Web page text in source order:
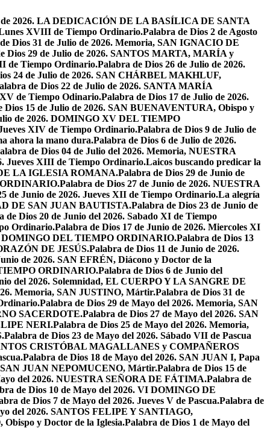
de 2026. LA DEDICACIÓN DE LA BASÍLICA DE SANTA
XVIII de Tiempo Ordinario.Palabra de Dios 2 de Agosto
Dios 31 de Julio de 2026. Memoria, SAN IGNACIO DE
Dios 29 de Julio de 2026. SANTOS MARTA, MARÍA y
de Tiempo Ordinario.Palabra de Dios 26 de Julio de 2026.
24 de Julio de 2026. SAN CHÁRBEL MAKHLUF,
de Dios 22 de Julio de 2026. SANTA MARÍA
de Tiempo Odinario.Palabra de Dios 17 de Julio de 2026.
Dios 15 de Julio de 2026. SAN BUENAVENTURA, Obispo y
de 2026. DOMINGO XV DEL TIEMPO
XIV de Tiempo Ordinario.Palabra de Dios 9 de Julio de
ahora la mano dura.Palabra de Dios 6 de Julio de 2026.
de Dios 04 de Julio del 2026. Memoria, NUESTRA
Jueves XIII de Tiempo Ordinario.Laicos buscando predicar la
LA IGLESIA ROMANA.Palabra de Dios 29 de Junio de
Palabra de Dios 27 de Junio de 2026. NUESTRA
de Junio de 2026. Jueves XII de Tiempo Ordinario.La alegría
DE SAN JUAN BAUTISTA.Palabra de Dios 23 de Junio de
de Dios 20 de Junio del 2026. Sabado XI de Tiempo
Ordinario.Palabra de Dios 17 de Junio de 2026. Miercoles XI
DOMINGO DEL TIEMPO ORDINARIO.Palabra de Dios 13
DE JESÚS.Palabra de Dios 11 de Junio de 2026.
de 2026. SAN EFRÉN, Diácono y Doctor de la
ORDINARIO.Palabra de Dios 6 de Junio del
del 2026. Solemnidad, EL CUERPO Y LA SANGRE DE
Memoria, SAN JUSTINO, Mártir.Palabra de Dios 31 de
Palabra de Dios 29 de Mayo del 2026. Memoria, SAN
SACERDOTE.Palabra de Dios 27 de Mayo del 2026. SAN
NERI.Palabra de Dios 25 de Mayo del 2026. Memoria,
Palabra de Dios 23 de Mayo del 2026. Sábado VII de Pascua
CRISTÓBAL MAGALLANES y COMPAÑEROS
Palabra de Dios 18 de Mayo del 2026. SAN JUAN I, Papa
SAN JUAN NEPOMUCENO, Mártir.Palabra de Dios 15 de
del 2026. NUESTRA SEÑORA DE FÁTIMA.Palabra de
de Dios 10 de Mayo del 2026. VI DOMINGO DE
de Dios 7 de Mayo del 2026. Jueves V de Pascua.Palabra de
del 2026. SANTOS FELIPE Y SANTIAGO,
y Doctor de la Iglesia.Palabra de Dios 1 de Mayo del